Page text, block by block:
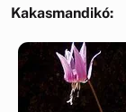
Kakasmandikó: